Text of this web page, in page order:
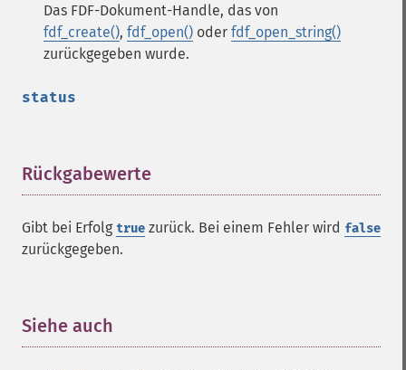
Das FDF-Dokument-Handle, das von
fdf_create(), fdf_open() oder fdf_open_string()
zurückgegeben wurde.
status
Rückgabewerte
Gibt bei Erfolg true zurück. Bei einem Fehler wird false
zurückgegeben.
Siehe auch